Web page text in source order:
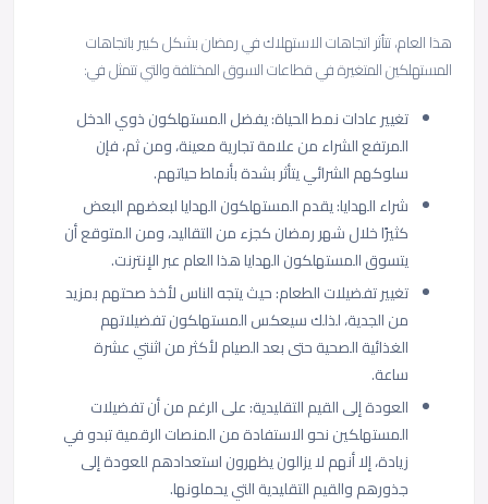
هذا العام، تتأثر اتجاهات الاستهلاك في رمضان بشكل كبير باتجاهات
المستهلكين المتغيرة في قطاعات السوق المختلفة والتي تتمثل في:
تغيير عادات نمط الحياة: يفضل المستهلكون ذوي الدخل
المرتفع الشراء من علامة تجارية معينة، ومن ثم، فإن
سلوكهم الشرائي يتأثر بشدة بأنماط حياتهم.
شراء الهدايا: يقدم المستهلكون الهدايا لبعضهم البعض
كثيرًا خلال شهر رمضان كجزء من التقاليد، ومن المتوقع أن
يتسوق المستهلكون الهدايا هذا العام عبر الإنترنت.
تغيير تفضيلات الطعام: حيث يتجه الناس لأخذ صحتهم بمزيد
من الجدية، لذلك سيعكس المستهلكون تفضيلاتهم
الغذائية الصحية حتى بعد الصيام لأكثر من اثنتي عشرة
ساعة.
العودة إلى القيم التقليدية: على الرغم من أن تفضيلات
المستهلكين نحو الاستفادة من المنصات الرقمية تبدو في
زيادة، إلا أنهم لا يزالون يظهرون استعدادهم للعودة إلى
جذورهم والقيم التقليدية التي يحملونها.